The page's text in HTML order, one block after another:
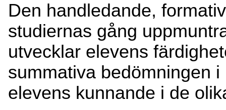
Den handledande,
studiernas gång
utvecklar elevens
summativa bedömningen
elevens kunnande i de